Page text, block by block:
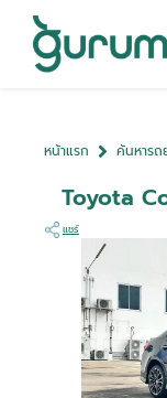
หน้าแรก ค้นหาร
Toyota
แชร์